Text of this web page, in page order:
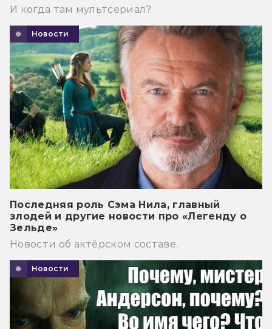
И когда там мультсериал?
Новости
Последняя роль Сэма Нила, главный
злодей и другие новости про «Легенду о
Зельде»
Новости об актёрском составе.
Новости